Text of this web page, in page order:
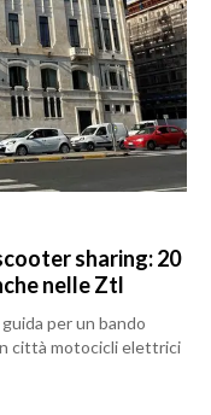
sharing: 20
nelle Ztl
per un bando
città motocicli elettrici